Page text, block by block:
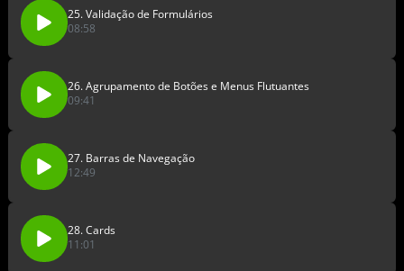
25. Validação de Formulários
08:58
26. Agrupamento de Botões e Menus Flutuantes
09:41
27. Barras de Navegação
12:49
28. Cards
11:01